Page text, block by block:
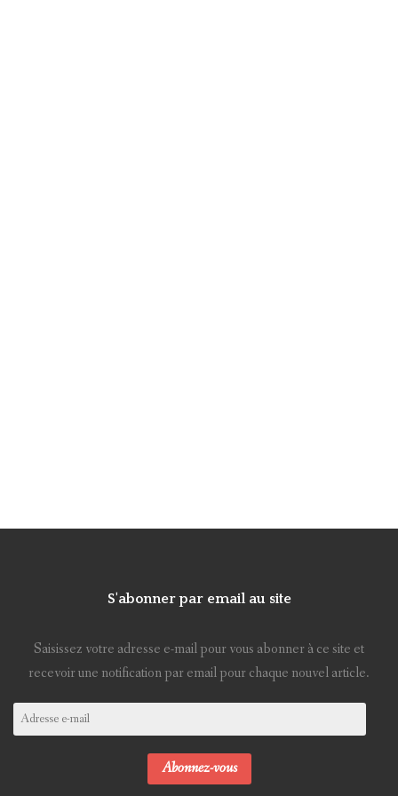
S'abonner par email au site
Saisissez votre adresse e-mail pour vous abonner à ce site et
recevoir une notification par email pour chaque nouvel article.
Adresse
Abonnez-vous